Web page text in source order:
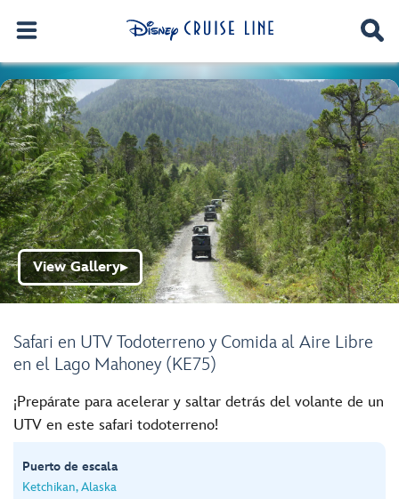
Safari en UTV Todoterreno y Comida al Aire Libre
en el Lago Mahoney (KE75)
View Gallery▶
¡Prepárate para acelerar y saltar detrás del volante de un
UTV en este safari todoterreno!
Puerto de escala
Ketchikan, Alaska